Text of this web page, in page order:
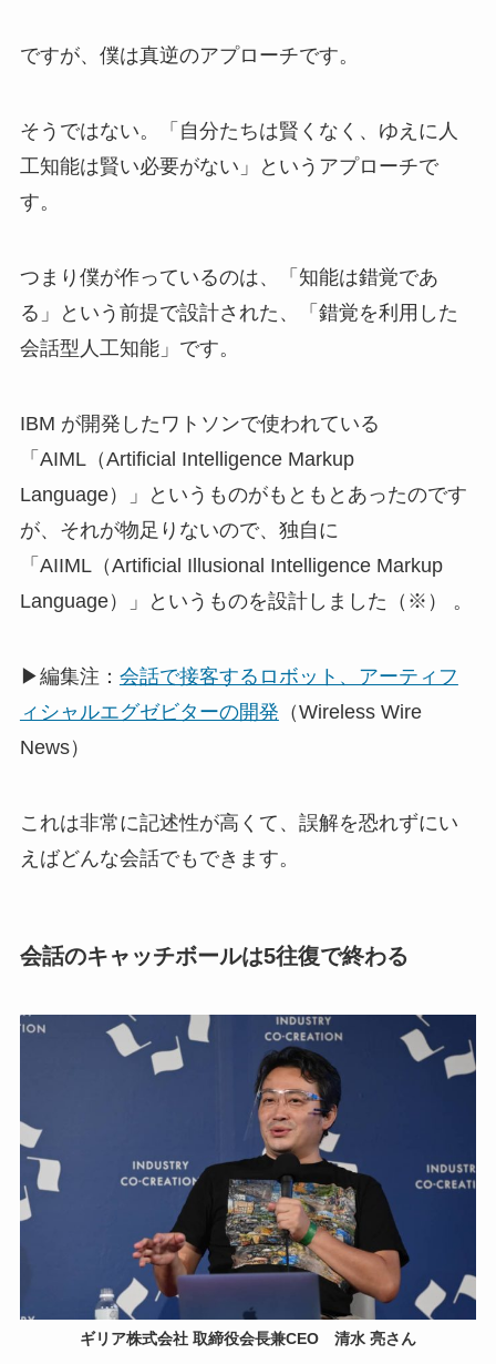
ですが、僕は真逆のアプローチです。
そうではない。「自分たちは賢くなく、ゆえに人
工知能は賢い必要がない」というアプローチで
す。
つまり僕が作っているのは、「知能は錯覚であ
る」という前提で設計された、「錯覚を利用した
会話型人工知能」です。
IBM が開発したワトソンで使われている
「AIML（Artificial Intelligence Markup
Language）」というものがもともとあったのです
が、それが物足りないので、独自に
「AIIML（Artificial Illusional Intelligence Markup
Language）」というものを設計しました（※） 。
▶編集注： 会話で接客するロボット、アーティフ
ィシャルエグゼビターの開発 （Wireless Wire
News）
これは非常に記述性が高くて、誤解を恐れずにい
えばどんな会話でもできます。
会話のキャッチボールは5往復で終わる
ギリア株式会社 取締役会長兼CEO 清水 亮さん